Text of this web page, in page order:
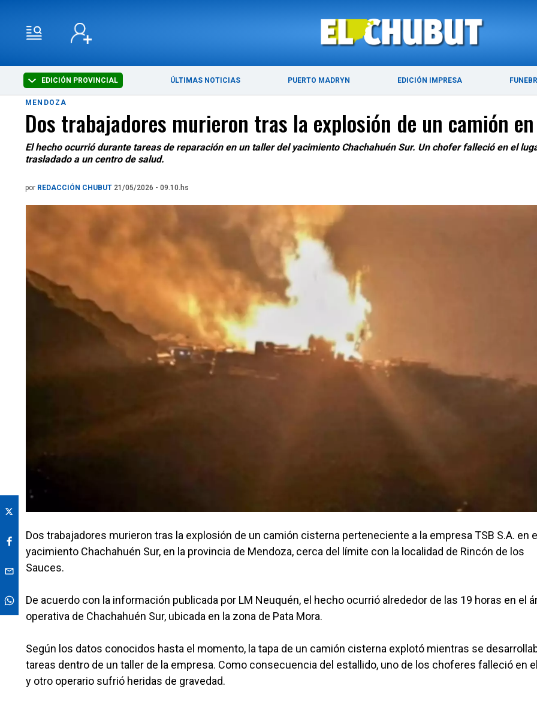
EDICIÓN PROVINCIAL ÚLTIMAS NOTICIAS PUERTO MADRYN EDICIÓN IMPRESA
ÚLTIMAS NOTICIAS PUERTO MADRYN
MENDOZA
Dos trabajadores murieron tras la explosión de un camión
El hecho ocurrió durante tareas de reparación en un taller del yacimiento Chachahuén Sur. Un chofer falleció en el
trasladado a un centro de salud.
por REDACCIÓN CHUBUT 21/05/2026 - 09.10.hs
Dos trabajadores murieron tras la explosión de un camión cisterna perteneciente a la empresa TSB S.A. en
yacimiento Chachahuén Sur, en la provincia de Mendoza, cerca del límite con la localidad de Rincón de los
Sauces.
De acuerdo con la información publicada por LM Neuquén, el hecho ocurrió alrededor de las 19 horas en el
operativa de Chachahuén Sur, ubicada en la zona de Pata Mora.
Según los datos conocidos hasta el momento, la tapa de un camión cisterna explotó mientras se
tareas dentro de un taller de la empresa. Como consecuencia del estallido, uno de los choferes falleció en
y otro operario sufrió heridas de gravedad.